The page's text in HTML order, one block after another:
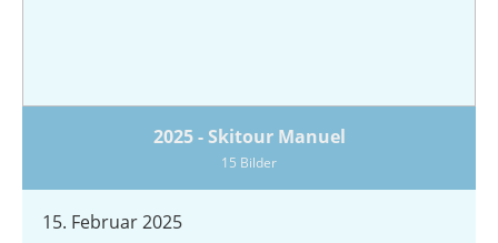
2025 - Skitour Manuel
15 Bilder
15. Februar 2025